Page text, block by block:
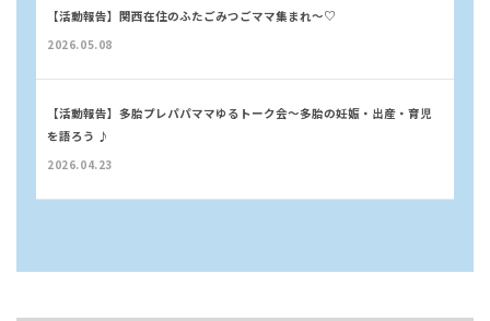
【活動報告】関西在住のふたごみつごママ集まれ〜♡
2026.05.08
【活動報告】多胎プレパパママゆるトーク会〜多胎の妊娠・出産・育児
を語ろう ♪
2026.04.23